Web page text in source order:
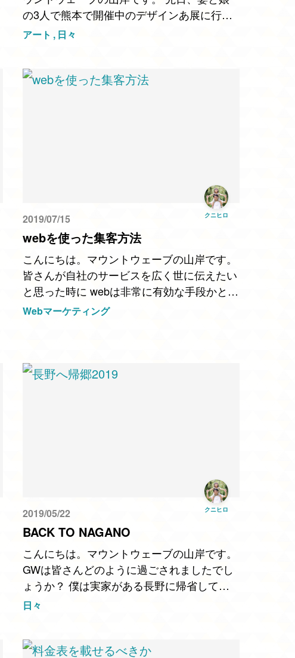
の3人で熊本で開催中のデザインあ展に行っ
てきました。「デザインあ」はNHK Eテレで
アート 日々
クニヒロ
2019/07/15
webを使った集客方法
こんにちは。マウントウェーブの山岸です。
皆さんが自社のサービスを広く世に伝えたい
と思った時に webは非常に有効な手段かと思
います。 しかし一口にwebといっても活用方
Webマーケティング
クニヒロ
2019/05/22
BACK TO NAGANO
こんにちは。マウントウェーブの山岸です。
GWは皆さんどのように過ごされましたでし
ょうか？ 僕は実家がある長野に帰省して参
りました。娘をキャンプに連れていき一緒に
日々